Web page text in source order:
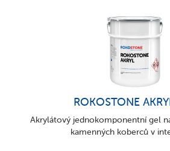
ROKOSTONE
Akrylátový jednokomponentní gel
kamenných koberců v